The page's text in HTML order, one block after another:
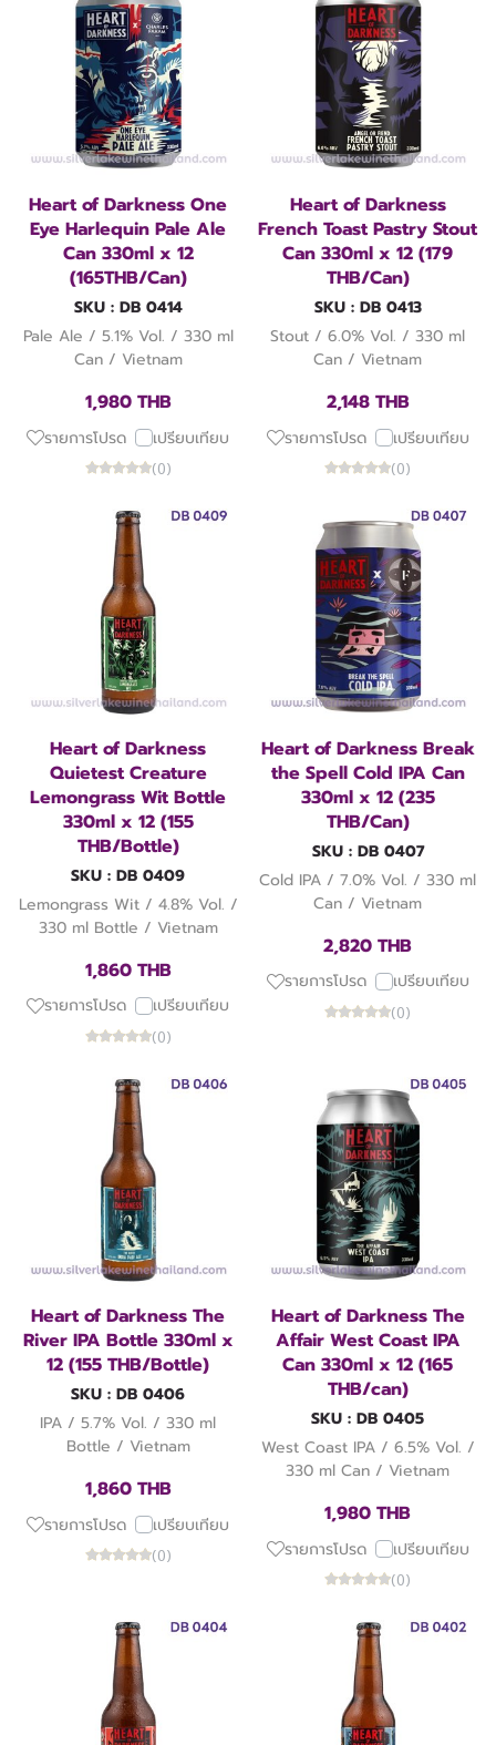
Heart of Darkness One
Eye Harlequin Pale Ale
Can 330ml x 12
(165THB/Can)
SKU : DB 0414
Pale Ale / 5.1% Vol. / 330 ml
Can / Vietnam
1,980 THB
รายการโปรด เปรียบเทียบ
(0)
Heart of Darkness
French Toast Pastry Stout
Can 330ml x 12 (179
THB/Can)
SKU : DB 0413
Stout / 6.0% Vol. / 330 ml
Can / Vietnam
2,148 THB
รายการโปรด เปรียบเทียบ
(0)
Heart of Darkness
Quietest Creature
Lemongrass Wit Bottle
330ml x 12 (155
THB/Bottle)
SKU : DB 0409
Lemongrass Wit / 4.8% Vol. /
330 ml Bottle / Vietnam
1,860 THB
รายการโปรด เปรียบเทียบ
(0)
Heart of Darkness Break
the Spell Cold IPA Can
330ml x 12 (235
THB/Can)
SKU : DB 0407
Cold IPA / 7.0% Vol. / 330 ml
Can / Vietnam
2,820 THB
รายการโปรด เปรียบเทียบ
(0)
Heart of Darkness The
River IPA Bottle 330ml x
12 (155 THB/Bottle)
SKU : DB 0406
IPA / 5.7% Vol. / 330 ml
Bottle / Vietnam
1,860 THB
รายการโปรด เปรียบเทียบ
(0)
Heart of Darkness The
Affair West Coast IPA
Can 330ml x 12 (165
THB/can)
SKU : DB 0405
West Coast IPA / 6.5% Vol. /
330 ml Can / Vietnam
1,980 THB
รายการโปรด เปรียบเทียบ
(0)